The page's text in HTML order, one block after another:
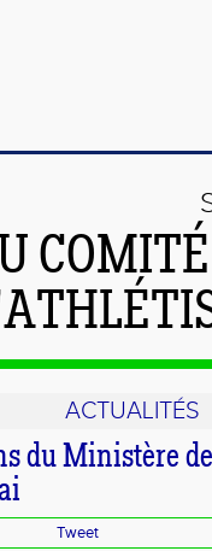
ACTUALITÉS
du Ministère
Tweet